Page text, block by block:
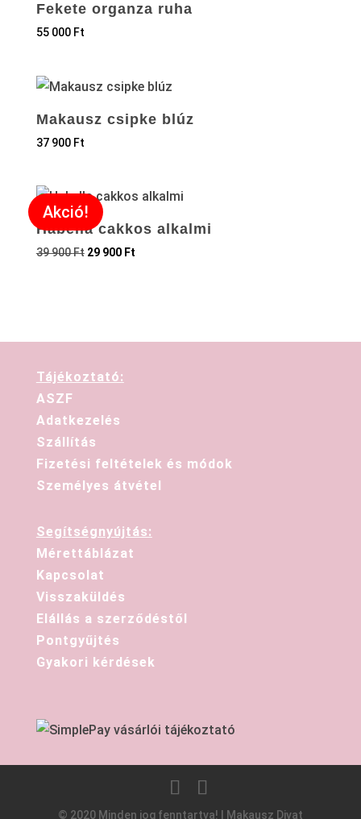
Fekete organza ruha
55 000 Ft
Makausz csipke blúz
37 900 Ft
Akció!
Habella cakkos alkalmi
39 900Ft 29 900 Ft
Tájékoztató:
ASZF
Adatkezelés
Szállítás
Fizetési feltételek és módok
Személyes átvétel
Segítségnyújtás:
Mérettáblázat
Kapcsolat
Visszaküldés
Elállás a szerződéstől
Pontgyűjtés
Gyakori kérdések
© 2020 Minden jog fenntartva! | Makausz Divat